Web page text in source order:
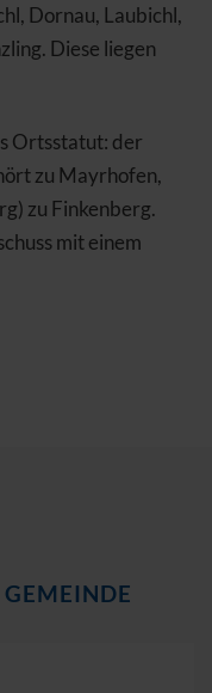
Dornau, Laubichl,
Diese liegen
Ortsstatut: der
zu Mayrhofen,
zu Finkenberg.
mit einem